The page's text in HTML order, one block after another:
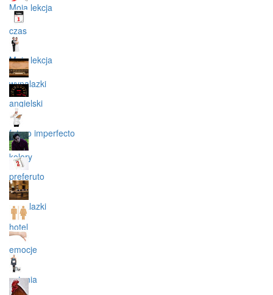
Moja lekcja
czas
Moja lekcja
wynalazki
angielski
futuro imperfecto
kolory
preferuto
wynalazki
hotel
emocje
pytania